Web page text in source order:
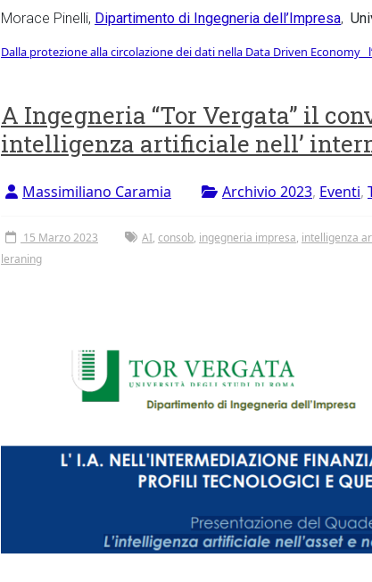
Morace Pinelli, Dipartimento di Ingegneria dell’Impresa,
Dalla protezione alla circolazione dei dati nella Data Driven Economy
A Ingegneria “Tor Vergata” il
intelligenza artificiale nell’
Massimiliano Caramia Archivio 2023, Eventi,
15 Marzo 2023 AI, consob, ingegneria impresa, intelligenza
leraning